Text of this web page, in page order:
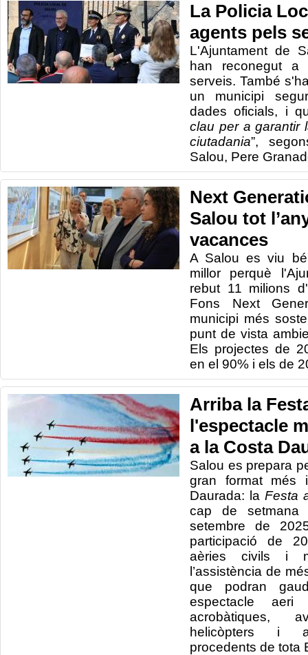
La Policia
agents pels
L'Ajuntament de
han reconegut
serveis. També
un municipi
dades oficials, i
clau per a garantir
ciutadania”,
Salou, Pere
Next
Salou tot
vacances
A Salou es viu
millor perquè
rebut 11 milions
Fons Next
municipi més
punt de vista
Els projectes de
en el 90% i els de
Arriba la
l'espectacle
a la Costa
Salou es prepara
gran format més
Daurada: la Festa
cap de
setembre de
participació de
aèries civils i
l’assistència de
que podran
espectacle
acrobàtiques,
helicòpters i
procedents de tota